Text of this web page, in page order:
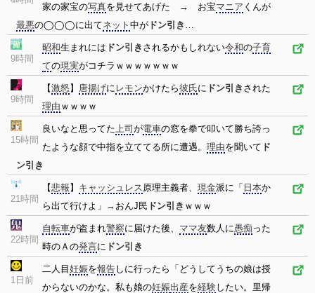
家の家宝の写真を見せてあげた → お宝マニア くんが
最悪の◯◯◯に出てネット 中が ドン引き …
9時間
昭和生まれには ドン引き されるかもしれない令和の子育
ての現実がコチラｗｗｗｗｗｗｗ
9時間
【激怒 】 唐揚げに レモンかけたら彼氏に ドン引き された
理由 ｗｗｗｗ
15時間
良いなと思ってた上司 が電車の窓を拳で叩いて勝ち誇っ
たような顔で中指を立ててる所に遭遇。 理由を聞いて ド
ン引き
21時間
【悲報 】 キャッシュレス原理主義者、 現金派に「 日本か
ら出て行けよ」→おんJ民 ドン引き ｗｗｗ
22時間
自転車が盗まれ警察に届けた後、 ママ友数人に愚痴 った
時のＡの発言に ドン引き
1日前
二人目 妊娠を報告しに行ったら「どうしてうちの娘は授
からないのかな。私も娘の妊娠出産を経験したい。里帰